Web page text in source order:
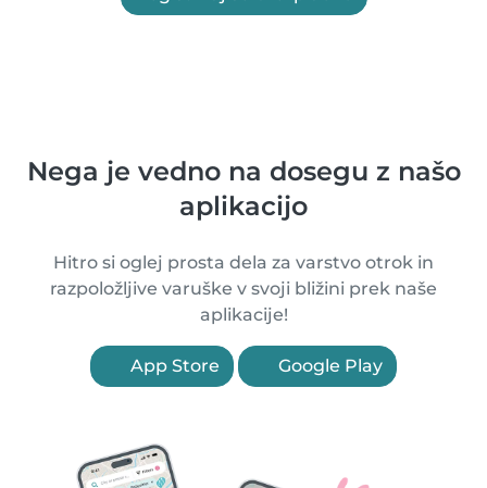
Nega je vedno na dosegu z našo
aplikacijo
Hitro si oglej prosta dela za varstvo otrok in
razpoložljive varuške v svoji bližini prek naše
aplikacije!
App Store Google Play